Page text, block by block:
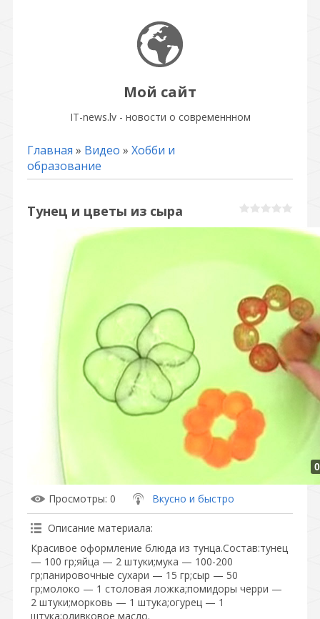
Мой сайт
IT-news.lv - новости о современнном
Главная » Видео » Хобби и
образование
Тунец и цветы из сыра
Просмотры: 0 Вкусно и быстро
Описание материала:
Красивое оформление блюда из тунца.Состав:тунец
— 100 гр;яйца — 2 штуки;мука — 100-200
гр;панировочные сухари — 15 гр;сыр — 50
гр;молоко — 1 столовая ложка;помидоры черри —
2 штуки;морковь — 1 штука;огурец — 1
штука;оливковое масло.